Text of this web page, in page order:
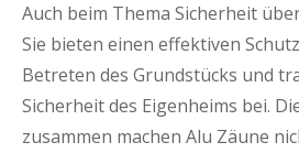
Auch beim Thema Sicherheit
Sie bieten einen effektiven
Betreten des Grundstücks und
Sicherheit des Eigenheims bei.
zusammen machen Alu Zäune